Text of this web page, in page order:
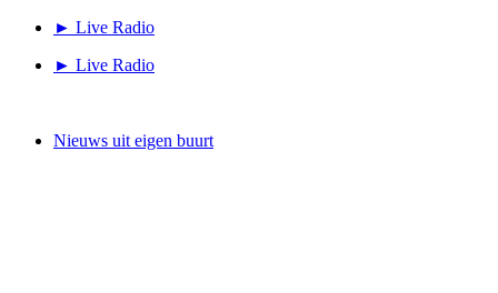
► Live Radio
► Live Radio
Nieuws uit eigen buurt